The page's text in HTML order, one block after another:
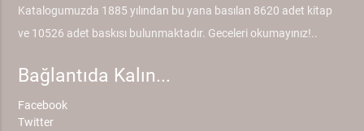
Katalogumuzda 1885 yılından bu yana basılan 8620 adet kitap
ve 10526 adet baskısı bulunmaktadır. Geceleri okumayınız!..
Bağlantıda Kalın...
Facebook
Twitter